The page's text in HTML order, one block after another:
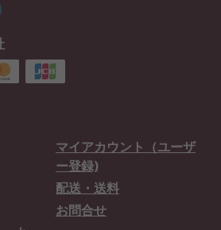
マイアカウント（ユーザ
ー登録)
配送・送料
お問合せ